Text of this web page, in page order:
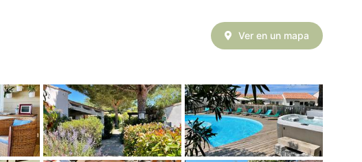
Ver en un mapa